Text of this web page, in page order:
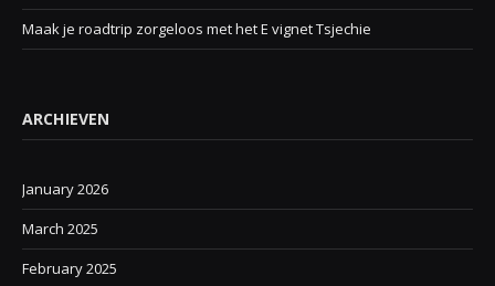
Maak je roadtrip zorgeloos met het E vignet Tsjechie
ARCHIEVEN
January 2026
March 2025
February 2025